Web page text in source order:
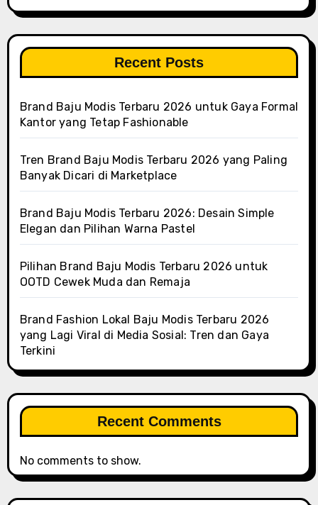
Recent Posts
Brand Baju Modis Terbaru 2026 untuk Gaya Formal
Kantor yang Tetap Fashionable
Tren Brand Baju Modis Terbaru 2026 yang Paling
Banyak Dicari di Marketplace
Brand Baju Modis Terbaru 2026: Desain Simple
Elegan dan Pilihan Warna Pastel
Pilihan Brand Baju Modis Terbaru 2026 untuk
OOTD Cewek Muda dan Remaja
Brand Fashion Lokal Baju Modis Terbaru 2026
yang Lagi Viral di Media Sosial: Tren dan Gaya
Terkini
Recent Comments
No comments to show.